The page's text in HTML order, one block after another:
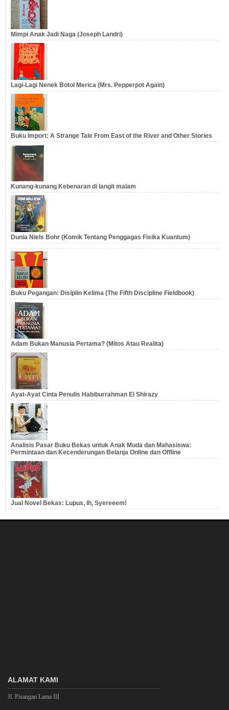
Mimpi Anak Jadi Naga (Joseph Landri)
Lagi-Lagi Nenek Botol Merica (Mrs. Pepperpot Again)
Buku Import: A Strange Tale From East of the River and Other Stories
Kunang-kunang Kebenaran di langit malam
Dunia Niels Bohr (Komik Tentang Penggagas Fisika Kuantum)
Buku Pegangan: Disiplin Kelima (The Fifth Discipline Fieldbook)
Adam Bukan Manusia Pertama? (Mitos Atau Realita)
Ayat-Ayat Cinta Penulis Habiburrahman El Shirazy
Analisis Pasar Buku Bekas untuk Anak Muda dan Mahasiswa:
Permintaan dan Kecenderungan Belanja Online dan Offline
Jual Novel Bekas: Lupus, Ih, Syereeem!
ALAMAT KAMI
Jl. Pisangan Lama III